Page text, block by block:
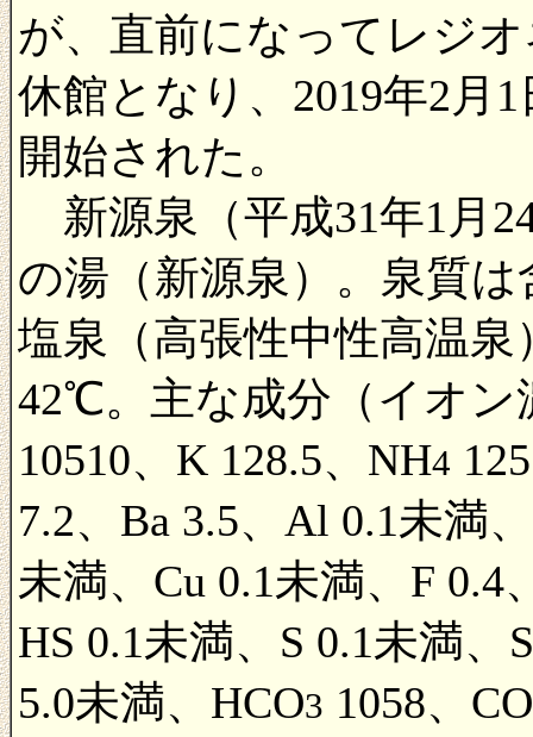
が、直前になってレジ
休館となり、2019年2月
開始された。
新源泉（平成31年1月
の湯（新源泉）。泉質
塩泉（高張性中性高温
42℃。主な成分（イオン
10510、K 128.5、NH4
7.2、Ba 3.5、Al 0.1未満
未満、Cu 0.1未満、F 0.4
HS 0.1未満、S 0.1未満、S
5.0未満、HCO3 1058、CO